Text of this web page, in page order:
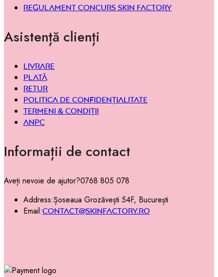
Regulament concurs Skin Factory
Asistență clienți
Livrare
Plată
Retur
Politica de confidențialitate
Termeni & condiții
ANPC
Informații de contact
Aveți nevoie de ajutor?0768 805 078
Address:Șoseaua Grozăvești 54F, București
Email:contact@skinfactory.ro